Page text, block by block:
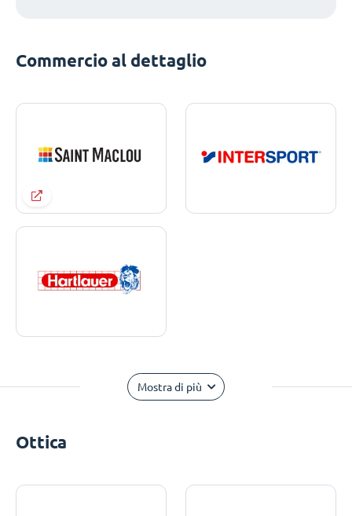
Commercio al dettaglio
Mostra di più
Ottica